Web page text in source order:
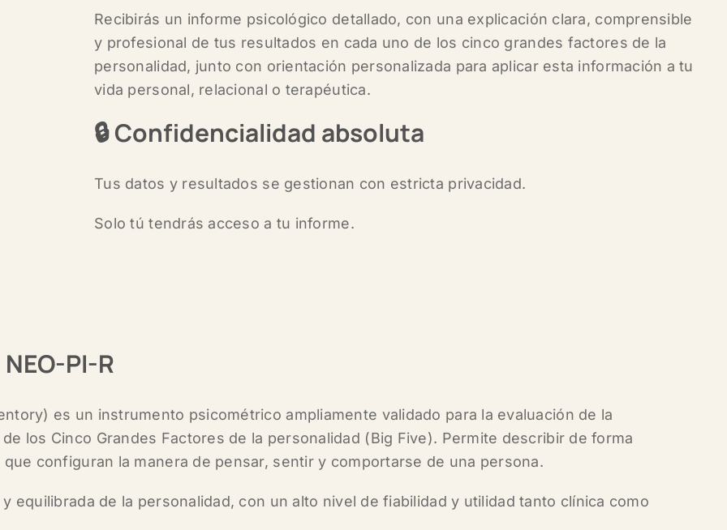
Recibirás un informe psicológico detallado, con una explicación clara, comprensible
y profesional de tus resultados en cada uno de los cinco grandes factores de la
personalidad, junto con orientación personalizada para aplicar esta información a tu
vida personal, relacional o terapéutica.
🔒Confidencialidad absoluta
Tus datos y resultados se gestionan con estricta privacidad.
Solo tú tendrás acceso a tu informe.
PI-R
es un instrumento psicométrico ampliamente validado para la evaluación de la
los Cinco Grandes Factores de la personalidad (Big Five). Permite describir de forma
configuran la manera de pensar, sentir y comportarse de una persona.
equilibrada de la personalidad, con un alto nivel de fiabilidad y utilidad tanto clínica como